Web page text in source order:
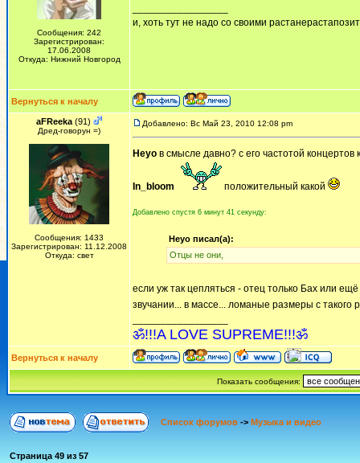
Сообщения: 242
Зарегистрирован:
17.06.2008
Откуда: Нижний Новгород
и, хоть тут не надо со своими
Вернуться к началу
aFReeka (91)
Дред-говорун =)
Сообщения: 1433
Зарегистрирован: 11.12.2008
Откуда: свет
Добавлено: Вс Май 23, 2010 12:08 pm
Heyo в смысле давно? с его частотой
In_bloom положительный какой
Добавлено спустя 6 минут 41 секунду:
Heyo писал(а):
Отцы не они,
если уж так цепляться - отец только Бах или
звучании... в массе... ломаные размеры с такого
ॐ!!!A LOVE SUPREME!!!ॐ
Вернуться к началу
Показать сообщения:
Список форумов -> Музыка и видео
Страница 49 из 57